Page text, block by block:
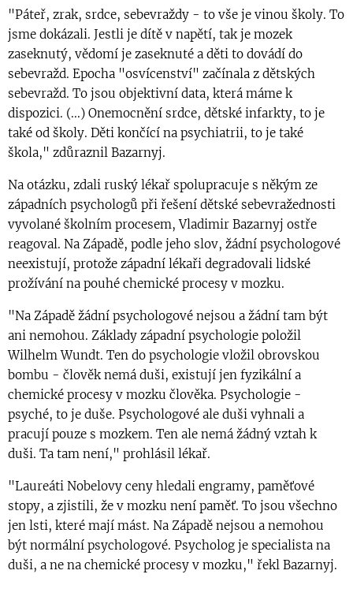
"Páteř, zrak, srdce, sebevraždy - to vše je vinou školy. To
jsme dokázali. Jestli je dítě v napětí, tak je mozek
zaseknutý, vědomí je zaseknuté a děti to dovádí do
sebevražd. Epocha "osvícenství" začínala z dětských
sebevražd. To jsou objektivní data, která máme k
dispozici. (...) Onemocnění srdce, dětské infarkty, to je
také od školy. Děti končící na psychiatrii, to je také
škola," zdůraznil Bazarnyj.
Na otázku, zdali ruský lékař spolupracuje s někým ze
západních psychologů při řešení dětské sebevražednosti
vyvolané školním procesem, Vladimir Bazarnyj ostře
reagoval. Na Západě, podle jeho slov, žádní psychologové
neexistují, protože západní lékaři degradovali lidské
prožívání na pouhé chemické procesy v mozku.
"Na Západě žádní psychologové nejsou a žádní tam být
ani nemohou. Základy západní psychologie položil
Wilhelm Wundt. Ten do psychologie vložil obrovskou
bombu - člověk nemá duši, existují jen fyzikální a
chemické procesy v mozku člověka. Psychologie -
psyché, to je duše. Psychologové ale duši vyhnali a
pracují pouze s mozkem. Ten ale nemá žádný vztah k
duši. Ta tam není," prohlásil lékař.
"Laureáti Nobelovy ceny hledali engramy, paměťové
stopy, a zjistili, že v mozku není paměť. To jsou všechno
jen lsti, které mají mást. Na Západě nejsou a nemohou
být normální psychologové. Psycholog je specialista na
duši, a ne na chemické procesy v mozku," řekl Bazarnyj.